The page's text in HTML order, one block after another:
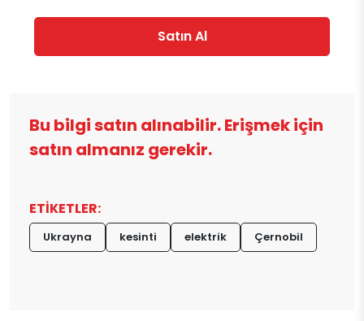
Satın Al
Bu bilgi satın alınabilir. Erişmek için
satın almanız gerekir.
ETİKETLER:
Ukrayna kesinti elektrik Çernobil